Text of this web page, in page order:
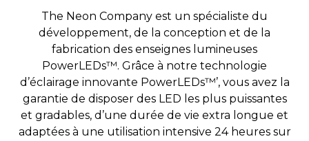
The Neon Company est un spécialiste du
développement, de la conception et de la
fabrication des enseignes lumineuses
PowerLEDs™. Grâce à notre technologie
d’éclairage innovante PowerLEDs™’, vous avez la
garantie de disposer des LED les plus puissantes
et gradables, d’une durée de vie extra longue et
adaptées à une utilisation intensive 24 heures sur